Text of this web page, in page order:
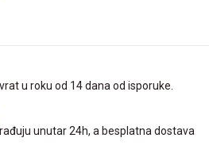
u roku od 14 dana od isporuke.
unutar 24h, a besplatna dostava